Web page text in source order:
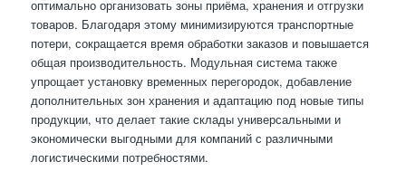
оптимально организовать зоны приёма, хранения и отгрузки
товаров. Благодаря этому минимизируются транспортные
потери, сокращается время обработки заказов и повышается
общая производительность. Модульная система также
упрощает установку временных перегородок, добавление
дополнительных зон хранения и адаптацию под новые типы
продукции, что делает такие склады универсальными и
экономически выгодными для компаний с различными
логистическими потребностями.